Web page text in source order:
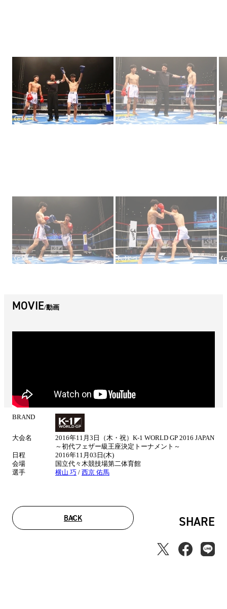
MOVIE 動画
BRAND
大会名
2016年11月3日（木・祝）K-1 WORLD GP 2016 JAPAN
～初代フェザー級王座決定トーナメント～
日程
2016年11月03日(木)
会場
国立代々木競技場第二体育館
選手
横山 巧 / 西京 佑馬
BACK SHARE